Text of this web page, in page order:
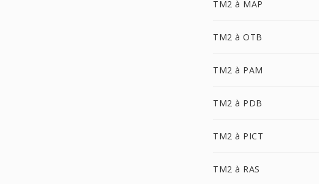
TM2 à MAP
TM2 à OTB
TM2 à PAM
TM2 à PDB
TM2 à PICT
TM2 à RAS